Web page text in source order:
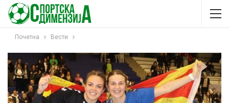
Почетна Вести